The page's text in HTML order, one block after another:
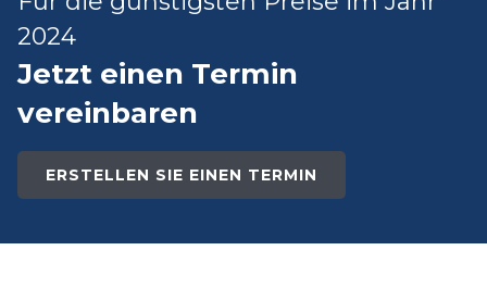
2024
Jetzt einen Termin
vereinbaren
ERSTELLEN SIE EINEN TERMIN